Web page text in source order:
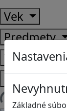
Základné
Vek
Predmety
Témy
Platformy
Načítam